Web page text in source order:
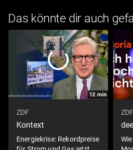
Das könnte dir auch
12 min
ZDF
Kontext
Energiekrise: Rekordpreise
ZDF